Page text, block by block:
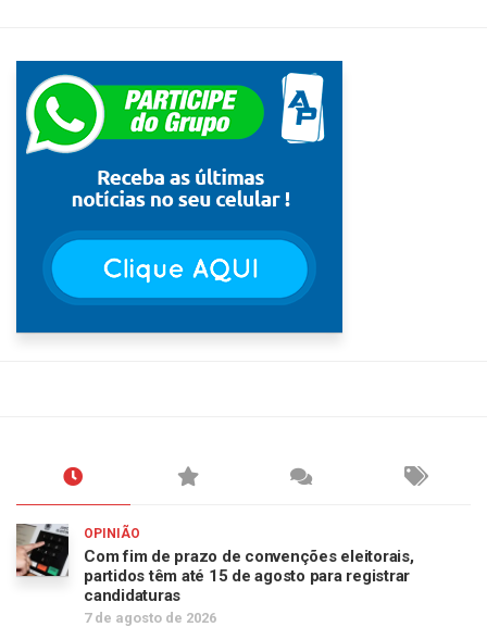
OPINIÃO
Com fim de prazo de convenções eleitorais,
partidos têm até 15 de agosto para registrar
candidaturas
7 de agosto de 2026